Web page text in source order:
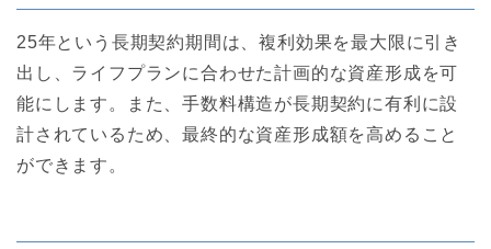
25年という長期契約期間は、複利効果を最大限に引き
出し、ライフプランに合わせた計画的な資産形成を可
能にします。また、手数料構造が長期契約に有利に設
計されているため、最終的な資産形成額を高めること
ができます。